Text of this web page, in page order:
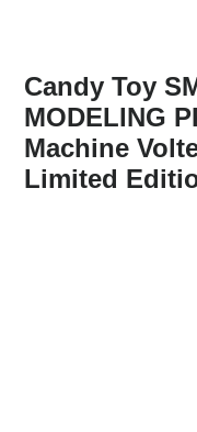
Candy Toy
MODELING
Machine
Limited